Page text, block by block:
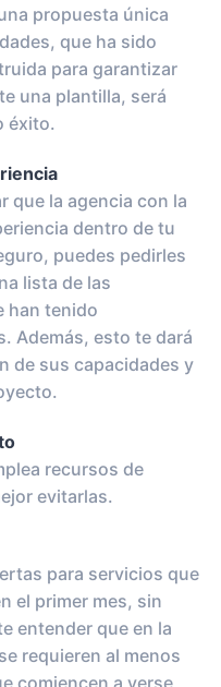
propuesta única
que ha sido
para garantizar
una plantilla, será
éxito.
que la agencia con la
dentro de tu
puedes pedirles
lista de las
han tenido
Además, esto te dará
de sus capacidades y
recursos de
evitarlas.
para servicios que
el primer mes, sin
entender que en la
requieren al menos
comiencen a verse